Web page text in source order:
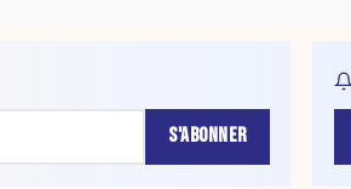
S'ABONNER